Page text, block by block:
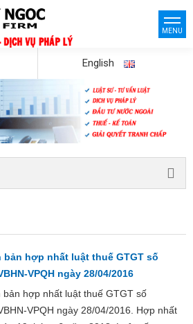
MENU
English
bản hợp nhất luật thuế GTGT số
VPQH ngày 28/04/2016
bản hợp nhất luật thuế GTGT số
VPQH ngày 28/04/2016. Hợp nhất